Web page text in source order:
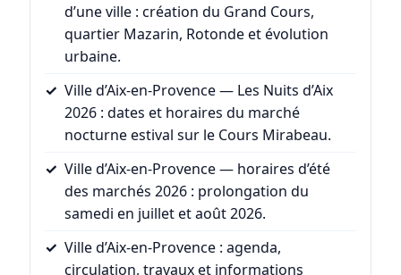
d’une ville: création du Grand Cours,
quartier Mazarin, Rotonde et évolution
urbaine.
Ville d’Aix-en-Provence — Les Nuits d’Aix
2026: dates et horaires du marché
nocturne estival sur le Cours Mirabeau.
Ville d’Aix-en-Provence — horaires d’été
des marchés 2026: prolongation du
samedi en juillet et août 2026.
Ville d’Aix-en-Provence: agenda,
circulation, travaux et informations